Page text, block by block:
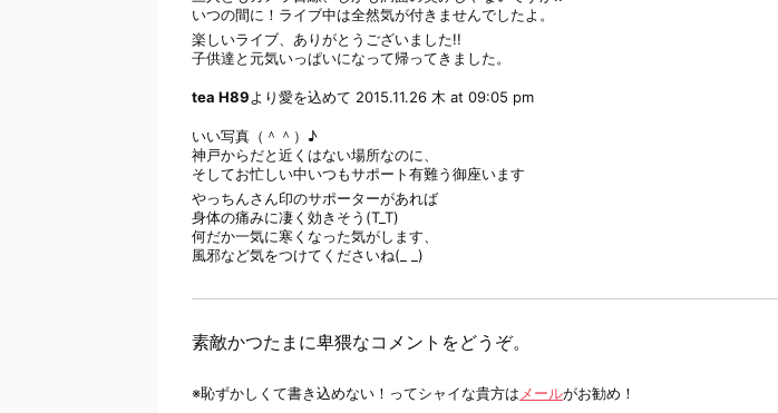
いつの間に！ライブ中は全然気が付きませんでしたよ。
楽しいライブ、ありがとうございました!!
子供達と元気いっぱいになって帰ってきました。
tea H89より愛を込めて 2015.11.26 木 at 09:05 pm
いい写真（＾＾）♪
神戸からだと近くはない場所なのに、
そしてお忙しい中いつもサポート有難う御座います
やっちんさん印のサポーターがあれば
身体の痛みに凄く効きそう(T_T)
何だか一気に寒くなった気がします、
風邪など気をつけてくださいね(_ _)
素敵かつたまに卑猥なコメントをどうぞ。
※恥ずかしくて書き込めない！ってシャイな貴方は メールがお勧め！